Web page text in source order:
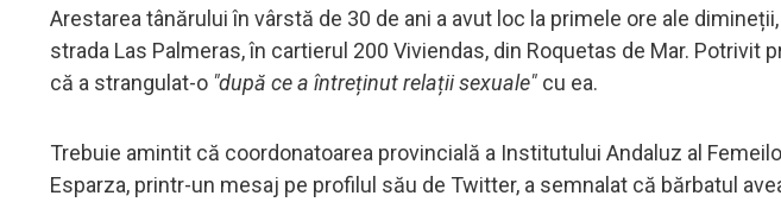
Arestarea tânărului în vârstă de 30 de ani a avut loc la primele ore ale
strada Las Palmeras, în cartierul 200 Viviendas, din Roquetas de Mar.
că a strangulat-o "după ce a întreținut relații sexuale" cu ea.
Trebuie amintit că coordonatoarea provincială a Institutului Andaluz al
Esparza, printr-un mesaj pe profilul său de Twitter, a semnalat că bărbatul